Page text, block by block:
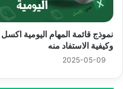
نموذج قائمة المهام اليومية اكسل
وكيفية الاستفاد منه
2025-05-09